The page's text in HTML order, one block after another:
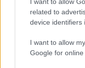
related to
device identifiers
I want to allow
Google for